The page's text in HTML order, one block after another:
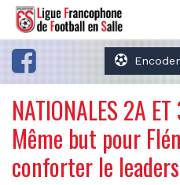
NATIONALES 2A
Même but pour
conforter le